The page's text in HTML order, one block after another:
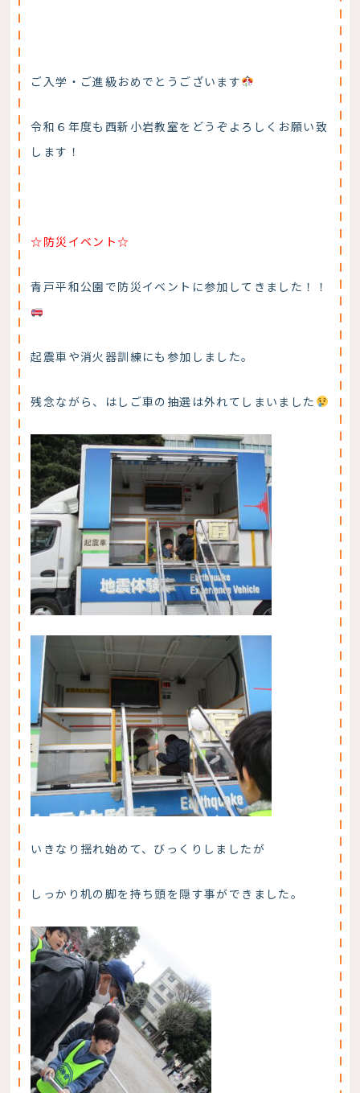
ご入学・ご進級おめでとうございます
令和６年度も西新小岩教室をどうぞよろしくお願い致
します！
☆防災イベント☆
青戸平和公園で防災イベントに参加してきました！！
起震車や消火器訓練にも参加しました。
残念ながら、はしご車の抽選は外れてしまいました
いきなり揺れ始めて、びっくりしましたが
しっかり机の脚を持ち頭を隠す事ができました。